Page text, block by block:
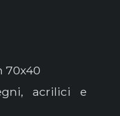
70x40
acrilici e